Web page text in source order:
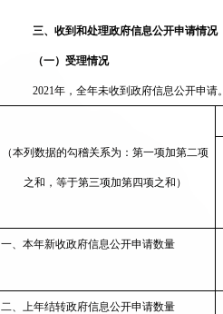
三、收到和处理政府信息公开申请情况
（一）受理情况
2021年，全年未收到政府信息公开申请。
（本列数据的勾稽关系为：第一项加第二项
之和，等于第三项加第四项之和）
一、本年新收政府信息公开申请数量
二、上年结转政府信息公开申请数量